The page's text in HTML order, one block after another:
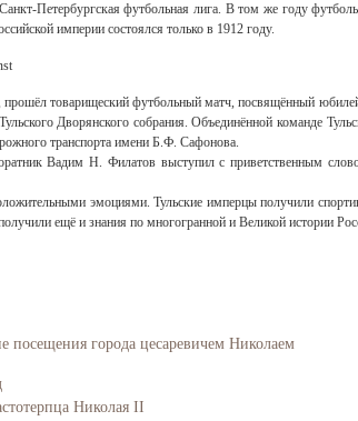
Петербургская футбольная лига. В том же году
империи состоялся только в 1912 году.
товарищеский футбольный матч, посвящённый
Дворянского собрания. Объединённой команде
транспорта имени Б.Ф. Сафонова.
Вадим Н. Филатов выступил с приветственным
эмоциями. Тульские имперцы получили
ещё и знания по многогранной и Великой истории
посещения города цесаревичем Николаем
Николая II